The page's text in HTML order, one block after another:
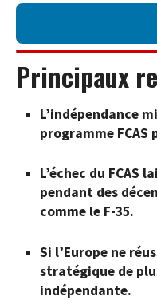
Principaux
L’indépendance
programme
L’échec du
pendant des
comme le F-35.
Si l’Europe ne
stratégique de
indépendante.